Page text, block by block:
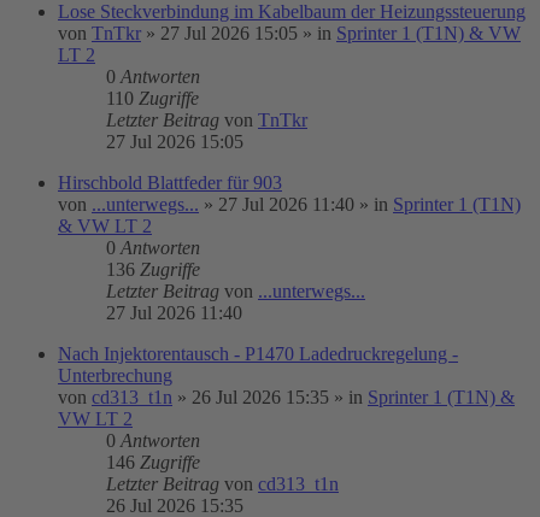
Lose Steckverbindung im Kabelbaum der Heizungssteuerung
von TnTkr » 27 Jul 2026 15:05 » in Sprinter 1 (T1N) & VW
LT 2
0 Antworten
110 Zugriffe
Letzter Beitrag von TnTkr
27 Jul 2026 15:05
Hirschbold Blattfeder für 903
von ...unterwegs... » 27 Jul 2026 11:40 » in Sprinter 1 (T1N)
& VW LT 2
0 Antworten
136 Zugriffe
Letzter Beitrag von ...unterwegs...
27 Jul 2026 11:40
Nach Injektorentausch - P1470 Ladedruckregelung -
Unterbrechung
von cd313_t1n » 26 Jul 2026 15:35 » in Sprinter 1 (T1N) &
VW LT 2
0 Antworten
146 Zugriffe
Letzter Beitrag von cd313_t1n
26 Jul 2026 15:35